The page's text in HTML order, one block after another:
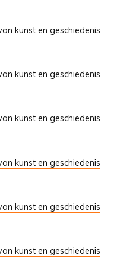
kunst en geschiedenis
kunst en geschiedenis
kunst en geschiedenis
kunst en geschiedenis
kunst en geschiedenis
kunst en geschiedenis